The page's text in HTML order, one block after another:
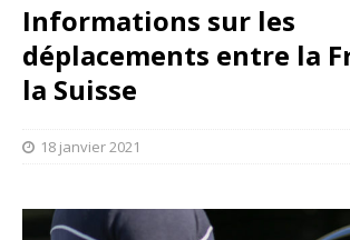
Informations sur les
déplacements entre la
la Suisse
18 janvier 2021